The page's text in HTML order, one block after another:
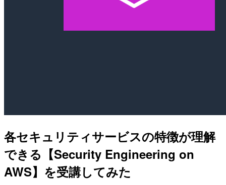
各セキュリティサービスの特徴が理解
できる【Security Engineering on
AWS】を受講してみた